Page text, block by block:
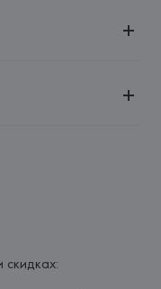
скидках: